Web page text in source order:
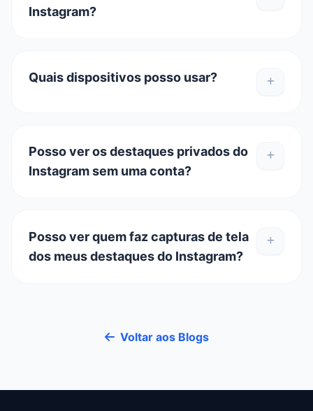
Instagram?
Quais dispositivos posso usar?
Posso ver os destaques privados do
Instagram sem uma conta?
Posso ver quem faz capturas de tela
dos meus destaques do Instagram?
Voltar aos Blogs